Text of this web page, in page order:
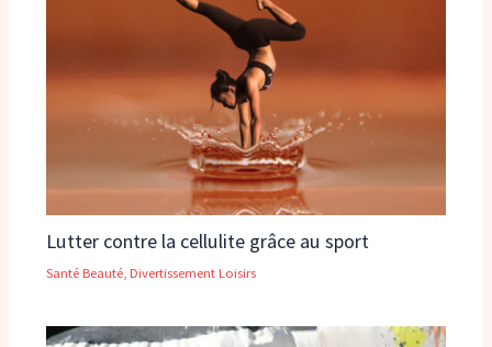
Lutter contre la cellulite grâce au sport
Santé Beauté, Divertissement Loisirs